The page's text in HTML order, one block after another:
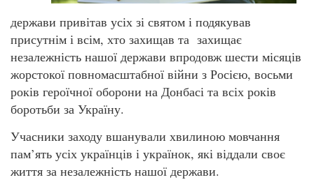
держави привітав усіх зі святом і подякував
присутнім і всім, хто захищав та захищає
незалежність нашої держави впродовж шести місяців
жорстокої повномасштабної війни з Росією, восьми
років героїчної оборони на Донбасі та всіх років
боротьби за Україну.
Учасники заходу вшанували хвилиною мовчання
пам’ять усіх українців і українок, які віддали своє
життя за незалежність нашої держави.